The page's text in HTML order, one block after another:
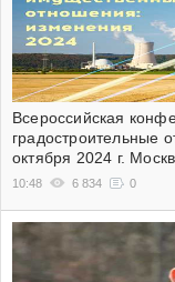
Всероссийская
градостроительные
октября 2024 г.
10:48 6 834 0